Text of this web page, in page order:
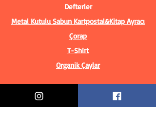
Defterler
Metal Kutulu Sabun Kartpostal&Kitap Ayracı
Çorap
T-Shirt
Organik Çaylar
Bilgiler